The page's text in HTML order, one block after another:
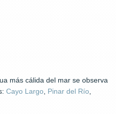
más cálida del mar se observa
Cayo Largo Pinar del Río